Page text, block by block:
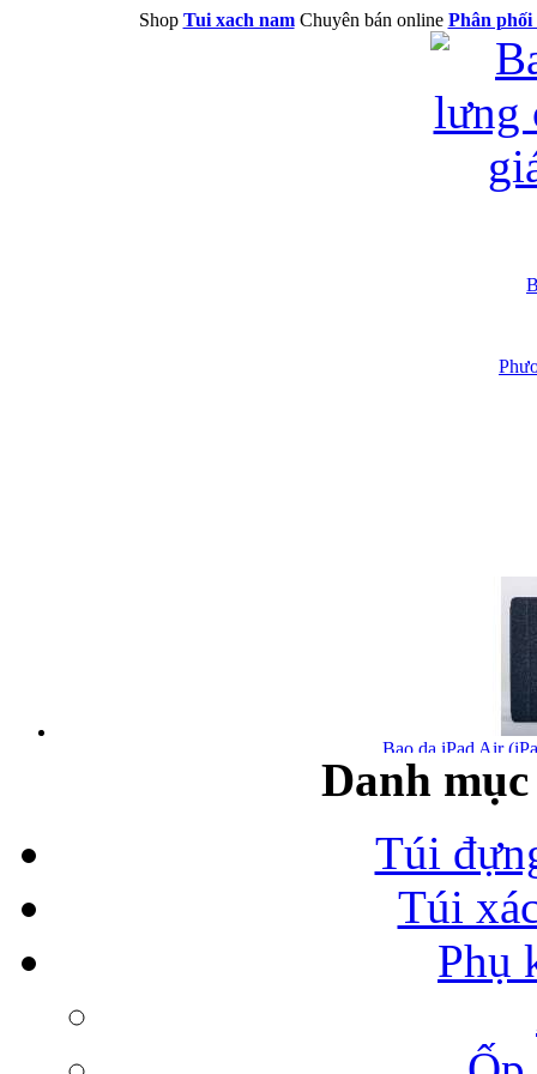
Shop Tui xach namChuyên bán online Phân phối
Bao da iPad Air
Bao da iPad Air
Danh
Túi
Túi
Phụ